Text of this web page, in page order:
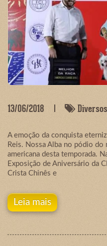
13/06/2018 Diversos
A emoção da conquista
Reis. Nossa Alba no pódio
americana desta temporada.
Exposição de Aniversário da
Crista Chinês e
Leia mais